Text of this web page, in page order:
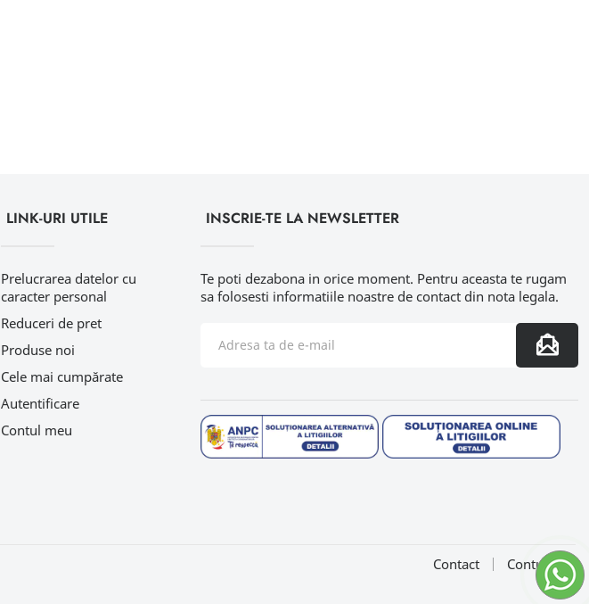
LINK-URI UTILE
Prelucrarea datelor cu
caracter personal
Reduceri de pret
Produse noi
Cele mai cumpărate
Autentificare
Contul meu
INSCRIE-TE LA NEWSLETTER
Te poti dezabona in orice moment. Pentru aceasta te rugam
sa folosesti informatiile noastre de contact din nota legala.
Contact Contul meu